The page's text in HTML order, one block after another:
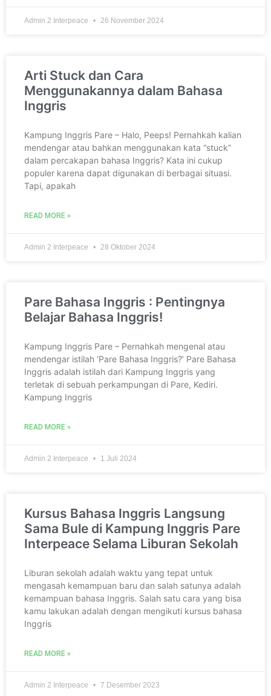
Admin 2 Interpeace 26 November 2024
Arti Stuck dan Cara
Menggunakannya dalam Bahasa
Inggris
Kampung Inggris Pare – Halo, Peeps! Pernahkah kalian
mendengar atau bahkan menggunakan kata “stuck”
dalam percakapan bahasa Inggris? Kata ini cukup
populer karena dapat digunakan di berbagai situasi.
Tapi, apakah
READ MORE »
Admin 2 Interpeace 28 Oktober 2024
Pare Bahasa Inggris : Pentingnya
Belajar Bahasa Inggris!
Kampung Inggris Pare – Pernahkah mengenal atau
mendengar istilah ‘Pare Bahasa Inggris?’ Pare Bahasa
Inggris adalah istilah dari Kampung Inggris yang
terletak di sebuah perkampungan di Pare, Kediri.
Kampung Inggris
READ MORE »
Admin 2 Interpeace 1 Juli 2024
Kursus Bahasa Inggris Langsung
Sama Bule di Kampung Inggris Pare
Interpeace Selama Liburan Sekolah
Liburan sekolah adalah waktu yang tepat untuk
mengasah kemampuan baru dan salah satunya adalah
kemampuan bahasa Inggris. Salah satu cara yang bisa
kamu lakukan adalah dengan mengikuti kursus bahasa
Inggris
READ MORE »
Admin 2 Interpeace 7 Desember 2023